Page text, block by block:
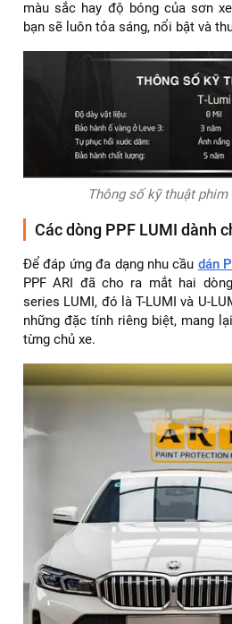
màu sắc hay độ bóng của sơn
bạn sẽ luôn tỏa sáng, nổi bật và
Thông số kỹ thuật phim
Các dòng PPF LUMI dành
Để đáp ứng đa dạng nhu cầu dán
PPF ARI đã cho ra mắt hai
series LUMI, đó là T-LUMI và U-
những đặc tính riêng biệt, mang
từng chủ xe.